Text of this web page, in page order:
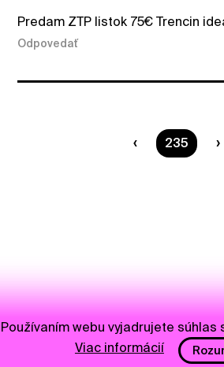
Predam ZTP listok 75€ Trencin
Odpovedať
Ste na
235
Používaním webu vyjadrujete súhlas
Viac informácií